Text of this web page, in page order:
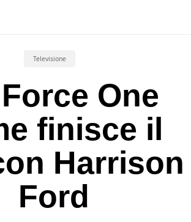
Televisione
One
finisce il
Harrison
Ford